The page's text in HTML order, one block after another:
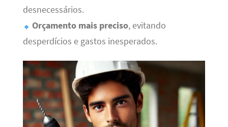
desnecessários.
Orçamento mais preciso, evitando
desperdícios e gastos inesperados.